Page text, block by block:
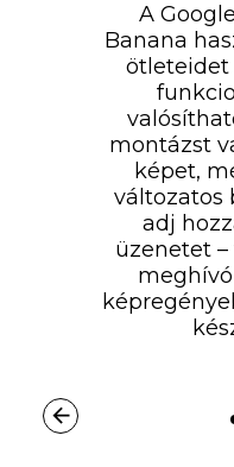
A
Banana
ötleteidet
montázst
képet,
változatos
adj
üzenetet